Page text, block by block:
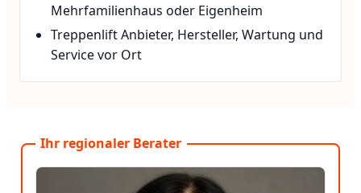
Mehrfamilienhaus oder Eigenheim
Treppenlift Anbieter, Hersteller, Wartung und
Service vor Ort
Ihr regionaler Berater